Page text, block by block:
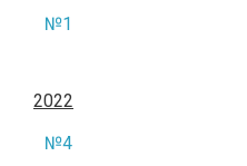
№1
2022
№4